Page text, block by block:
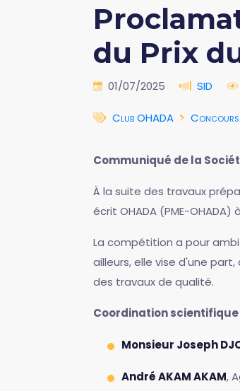
du Prix
01/07/2025 SID
Club OHADA Concours
Communiqué de la
À la suite des travaux
écrit OHADA (PME-
La compétition a pour
ailleurs, elle vise d'une
des travaux de qualité.
Coordination scientifique
Monsieur Joseph
André AKAM AKAM,